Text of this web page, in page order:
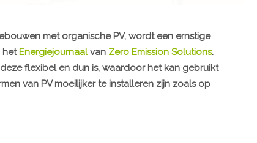
met organische PV, wordt een ernstige
het Energiejournaalvan Zero Emission Solutions.
flexibel en dun is, waardoor het kan gebruikt
van PV moeilijker te installeren zijn zoals op